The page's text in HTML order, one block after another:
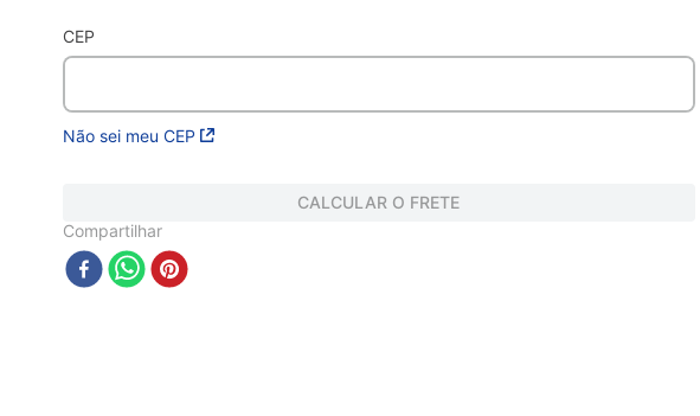
CEP
Não sei meu CEP
CALCULAR O FRETE
Compartilhar